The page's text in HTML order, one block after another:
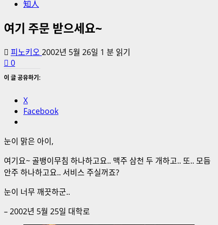
知人
여기 주문 받으세요~
피노키오 2002년 5월 26일 1 분 읽기
0
이 글 공유하기:
X
Facebook
눈이 맑은 아이,
여기요~ 골뱅이무침 하나하고요.. 맥주 삼천 두 개하고.. 또.. 모듬
안주 하나하고요.. 서비스 주실꺼죠?
눈이 너무 깨끗하군..
– 2002년 5월 25일 대학로